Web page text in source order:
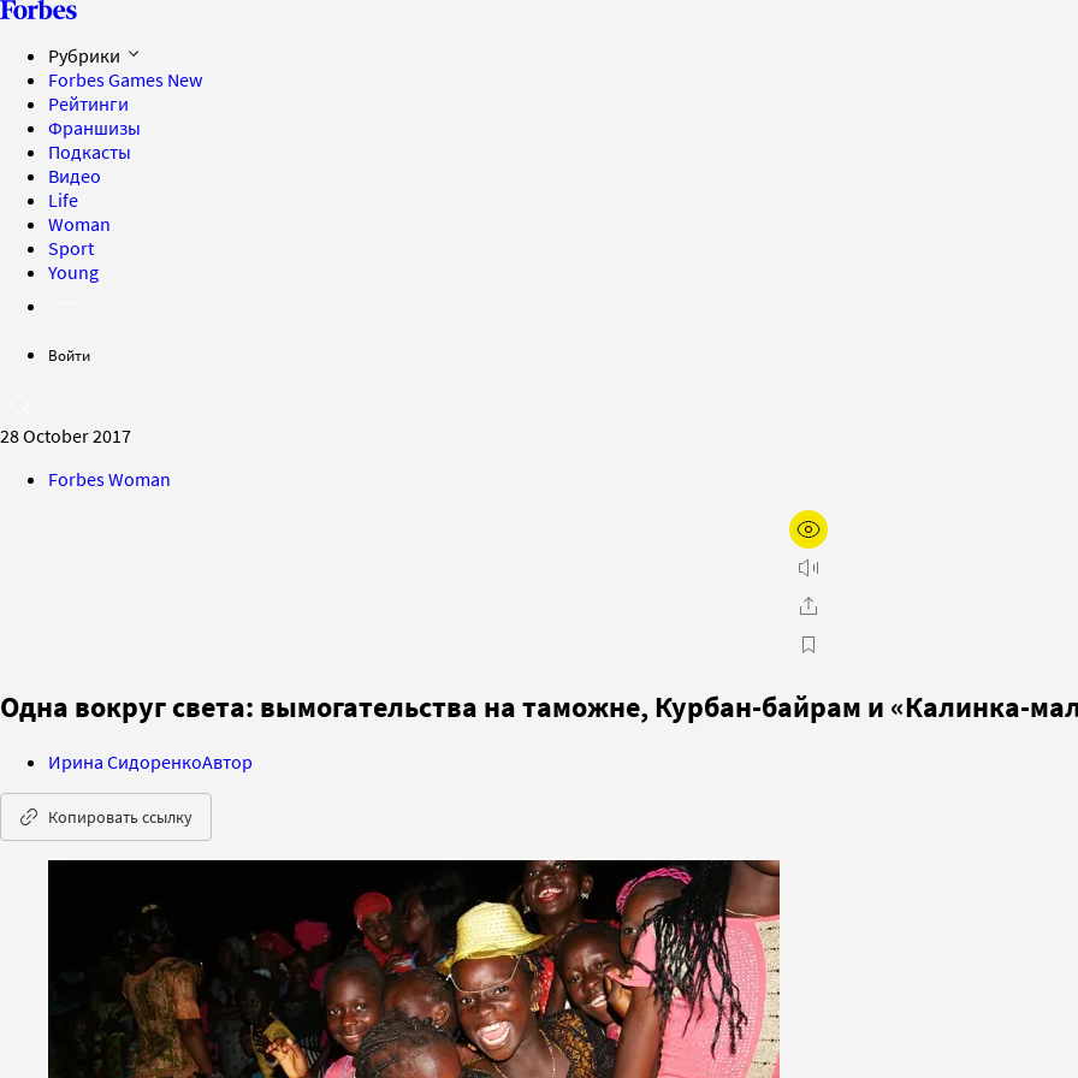
Рубрики
Forbes Games New
Рейтинги
Франшизы
Подкасты
Видео
Life
Woman
Sport
Young
Войти
28 October 2017
Forbes Woman
Одна вокруг света: вымогательства на таможне, Курбан-байрам и «Калинка-
Ирина СидоренкоАвтор
Копировать ссылку